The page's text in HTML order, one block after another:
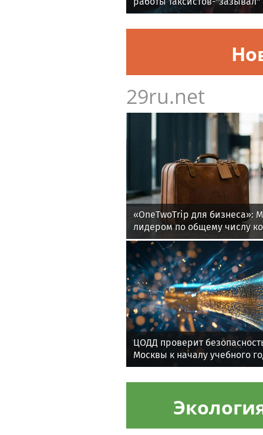
29ru.net
«OneTwoTrip для бизнеса»:
лидером по общему числу
среди россиян
ЦОДД проверит
Москвы к началу учебного